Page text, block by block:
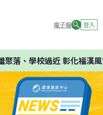
電子報 登入
落、學校過近 彰化福漢風